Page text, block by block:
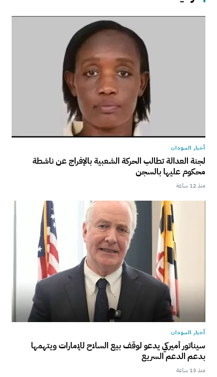
أخبار السودان
لجنة العدالة تطالب الحركة الشعبية بالإفراج عن ناشطة
محكوم عليها بالسجن
منذ 12 ساعة
أخبار السودان
سيناتور أميركي يدعو لوقف بيع السلاح للإمارات ويتهمها
بدعم الدعم السريع
منذ 13 ساعة